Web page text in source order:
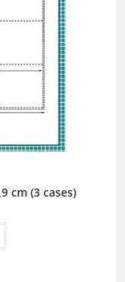
cm (3 cases)